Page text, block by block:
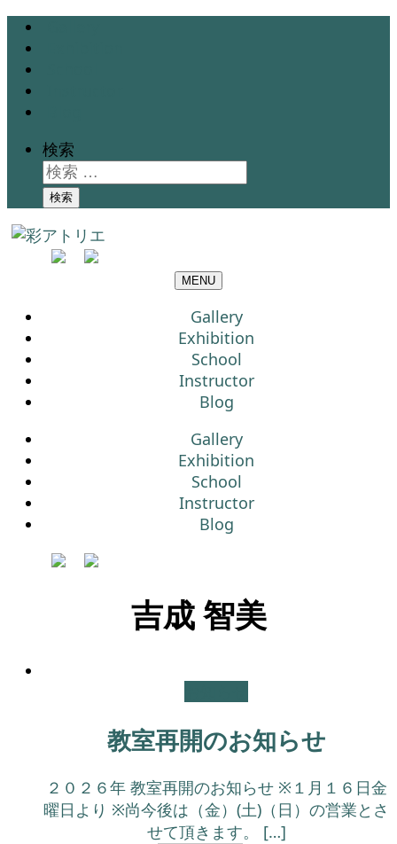
検索
検索
MENU
Gallery
Exhibition
School
Instructor
Blog
Gallery
Exhibition
School
Instructor
Blog
吉成 智美
教室再開のお知らせ
２０２６年 教室再開のお知らせ ※１月１６日金
曜日より ※尚今後は（金）(土)（日）の営業とさ
せて頂きます。 […]